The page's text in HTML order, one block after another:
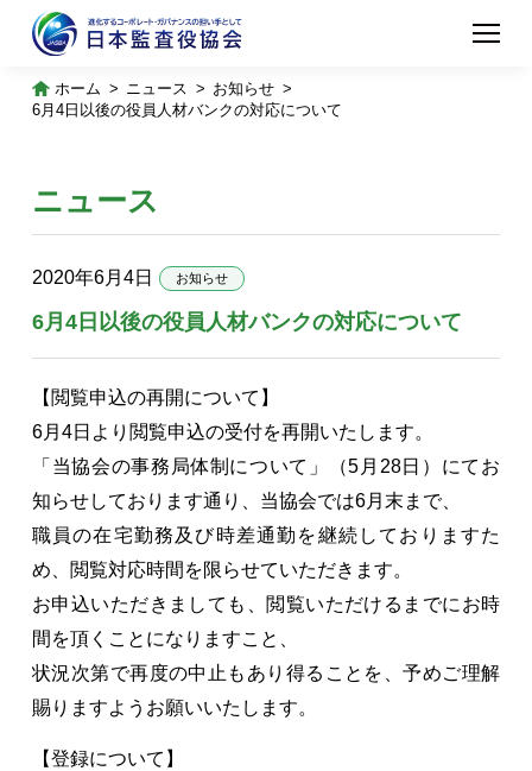
ホーム ニュース
お知らせ
6月4日以後の役員人材バンクの対応について
ニュース
2020年6月4日 お知らせ
6月4日以後の役員人材バンクの対応について
【閲覧申込の再開について】
6月4日より閲覧申込の受付を再開いたします。
「当協会の事務局体制について」（5月28日）にてお
知らせしております通り、当協会では6月末まで、
職員の在宅勤務及び時差通勤を継続しておりますた
め、閲覧対応時間を限らせていただきます。
お申込いただきましても、閲覧いただけるまでにお時
間を頂くことになりますこと、
状況次第で再度の中止もあり得ることを、予めご理解
賜りますようお願いいたします。
【登録について】